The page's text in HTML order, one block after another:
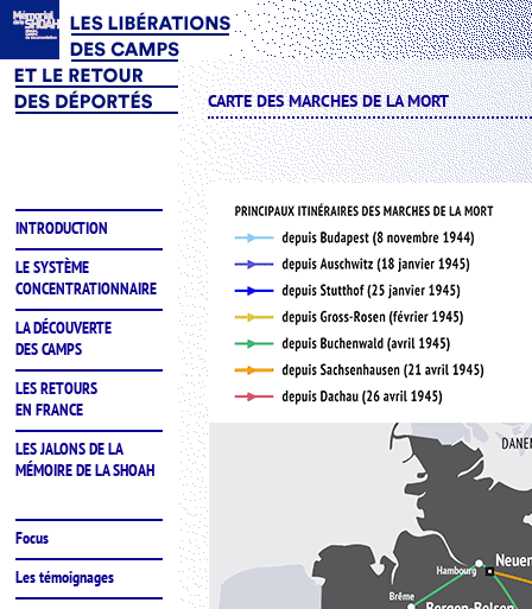
INTRODUCTION
LE SYSTÈME
CONCENTRATIONNAIRE
LA DÉCOUVERTE
DES CAMPS
LES RETOURS
EN FRANCE
LES JALONS DE LA
MÉMOIRE DE LA SHOAH
Focus
Les témoignages
CARTE DES MARCHES DE LA MORT